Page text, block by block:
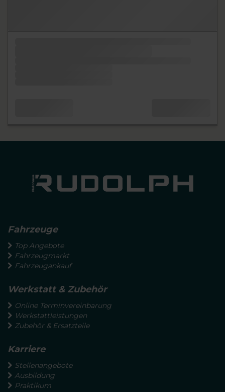
Fahrzeuge
Top Angebote
Fahrzeugmarkt
Fahrzeugankauf
Werkstatt & Zubehör
Online Terminvereinbarung
Werkstattleistungen
Zubehör & Ersatzteile
Karriere
Stellenangebote
Ausbildung
Praktikum